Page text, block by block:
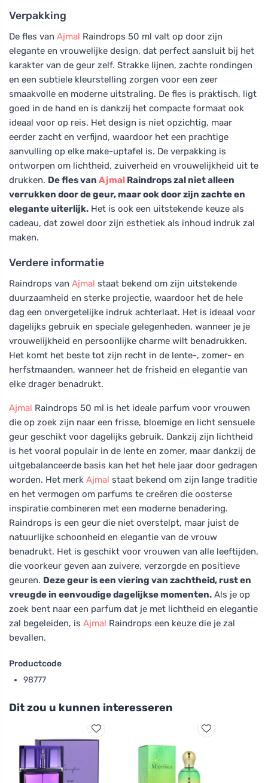
Verpakking
De fles van Ajmal Raindrops 50 ml valt op door zijn
elegante en vrouwelijke design, dat perfect aansluit bij het
karakter van de geur zelf. Strakke lijnen, zachte rondingen
en een subtiele kleurstelling zorgen voor een zeer
smaakvolle en moderne uitstraling. De fles is praktisch, ligt
goed in de hand en is dankzij het compacte formaat ook
ideaal voor op reis. Het design is niet opzichtig, maar
eerder zacht en verfijnd, waardoor het een prachtige
aanvulling op elke make-uptafel is. De verpakking is
ontworpen om lichtheid, zuiverheid en vrouwelijkheid uit te
drukken. De fles van Ajmal Raindrops zal niet alleen
verrukken door de geur, maar ook door zijn zachte en
elegante uiterlijk. Het is ook een uitstekende keuze als
cadeau, dat zowel door zijn esthetiek als inhoud indruk zal
maken.
Verdere informatie
Raindrops van Ajmal staat bekend om zijn uitstekende
duurzaamheid en sterke projectie, waardoor het de hele
dag een onvergetelijke indruk achterlaat. Het is ideaal voor
dagelijks gebruik en speciale gelegenheden, wanneer je je
vrouwelijkheid en persoonlijke charme wilt benadrukken.
Het komt het beste tot zijn recht in de lente-, zomer- en
herfstmaanden, wanneer het de frisheid en elegantie van
elke drager benadrukt.
Ajmal Raindrops 50 ml is het ideale parfum voor vrouwen
die op zoek zijn naar een frisse, bloemige en licht sensuele
geur geschikt voor dagelijks gebruik. Dankzij zijn lichtheid
is het vooral populair in de lente en zomer, maar dankzij de
uitgebalanceerde basis kan het het hele jaar door gedragen
worden. Het merk Ajmal staat bekend om zijn lange traditie
en het vermogen om parfums te creëren die oosterse
inspiratie combineren met een moderne benadering.
Raindrops is een geur die niet overstelpt, maar juist de
natuurlijke schoonheid en elegantie van de vrouw
benadrukt. Het is geschikt voor vrouwen van alle leeftijden,
die voorkeur geven aan zuivere, verzorgde en positieve
geuren. Deze geur is een viering van zachtheid, rust en
vreugde in eenvoudige dagelijkse momenten. Als je op
zoek bent naar een parfum dat je met lichtheid en elegantie
zal begeleiden, is Ajmal Raindrops een keuze die je zal
bevallen.
Productcode
98777
Dit zou u kunnen interesseren